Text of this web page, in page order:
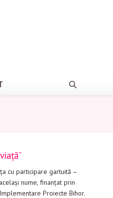
cu participare gartuită –
nume, finanțat prin
Proiecte Bihor.